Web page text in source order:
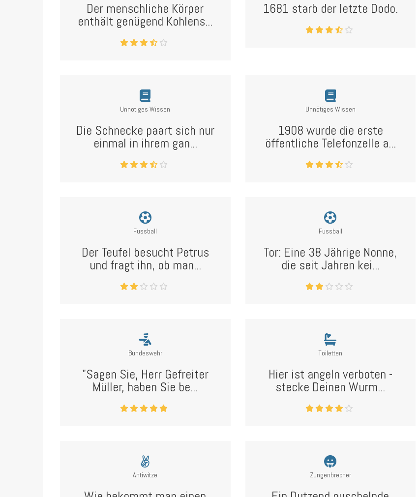
Der menschliche Körper
enthält genügend Kohlens...
1681 starb der letzte Dodo.
Unnötiges Wissen
Die Schnecke paart sich nur
einmal in ihrem gan...
Unnötiges Wissen
1908 wurde die erste
öffentliche Telefonzelle a...
Fussball
Der Teufel besucht Petrus
und fragt ihn, ob man...
Fussball
Tor: Eine 38 Jährige Nonne,
die seit Jahren kei...
Bundeswehr
"Sagen Sie, Herr Gefreiter
Müller, haben Sie be...
Toiletten
Hier ist angeln verboten -
stecke Deinen Wurm...
Antiwitze Zungenbrecher